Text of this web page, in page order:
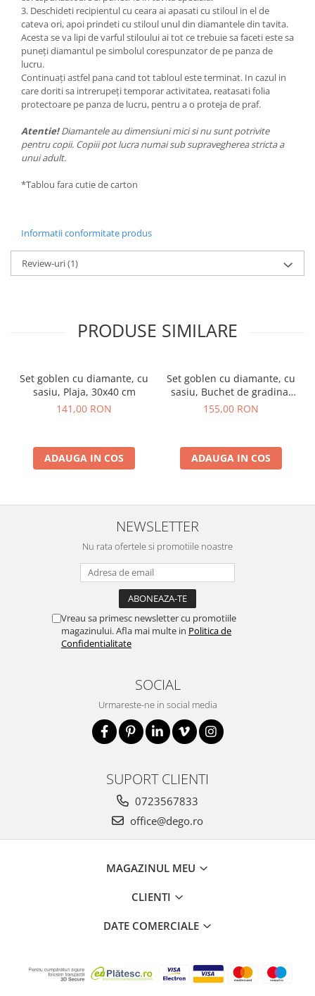
3. Deschideti recipientul cu ceara ai apasati cu stiloul in el de
cateva ori, apoi prindeti cu stiloul unul din diamantele din tavita.
Acesta se va lipi de varful stiloului ai tot ce trebuie sa faceti este sa
puneți diamantul pe simbolul corespunzator de pe panza de
lucru.
Continuați astfel pana cand tot tabloul este terminat. In cazul in
care doriti sa intrerupeți temporar activitatea, reatasati folia
protectoare pe panza de lucru, pentru a o proteja de praf.
Atentie!Diamantele au dimensiuni mici si nu sunt potrivite
pentru copii. Copiii pot lucra numai sub supravegherea stricta a
unui adult.
*Tablou fara cutie de carton
Informatii conformitate produs
Review-uri(1)
PRODUSE SIMILARE
Set goblen cu diamante, cu
sasiu, Plaja, 30x40 cm
141,00 RON
ADAUGA IN COS
Set goblen cu diamante, cu
sasiu, Buchet de gradina,
40x50 cm
155,00 RON
ADAUGA IN COS
NEWSLETTER
Nu rata ofertele si promotiile noastre
Vreau sa primesc newsletter cu promotiile
magazinului. Afla mai multe in Politica de
Confidentialitate
SOCIAL
Urmareste-ne in social media
SUPORT CLIENTI
0723567833
office@dego.ro
MAGAZINUL MEU
CLIENTI
DATE COMERCIALE